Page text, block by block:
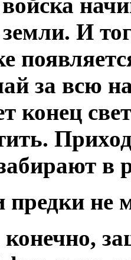
земли. И
за всю
конец
в
не